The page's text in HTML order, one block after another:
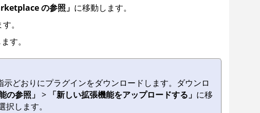
の参照」 に移動します。
。
す。
どおりにプラグインをダウンロードします。ダウンロ
の参照」 > 「新しい拡張機能をアップロードする」 に移
します。